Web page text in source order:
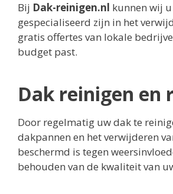
Bij Dak-reinigen.nl kunnen wij
gespecialiseerd zijn in het
gratis offertes van lokale
budget past.
Dak reinigen en
Door regelmatig uw dak te
dakpannen en het verwijderen
beschermd is tegen
behouden van de kwaliteit van